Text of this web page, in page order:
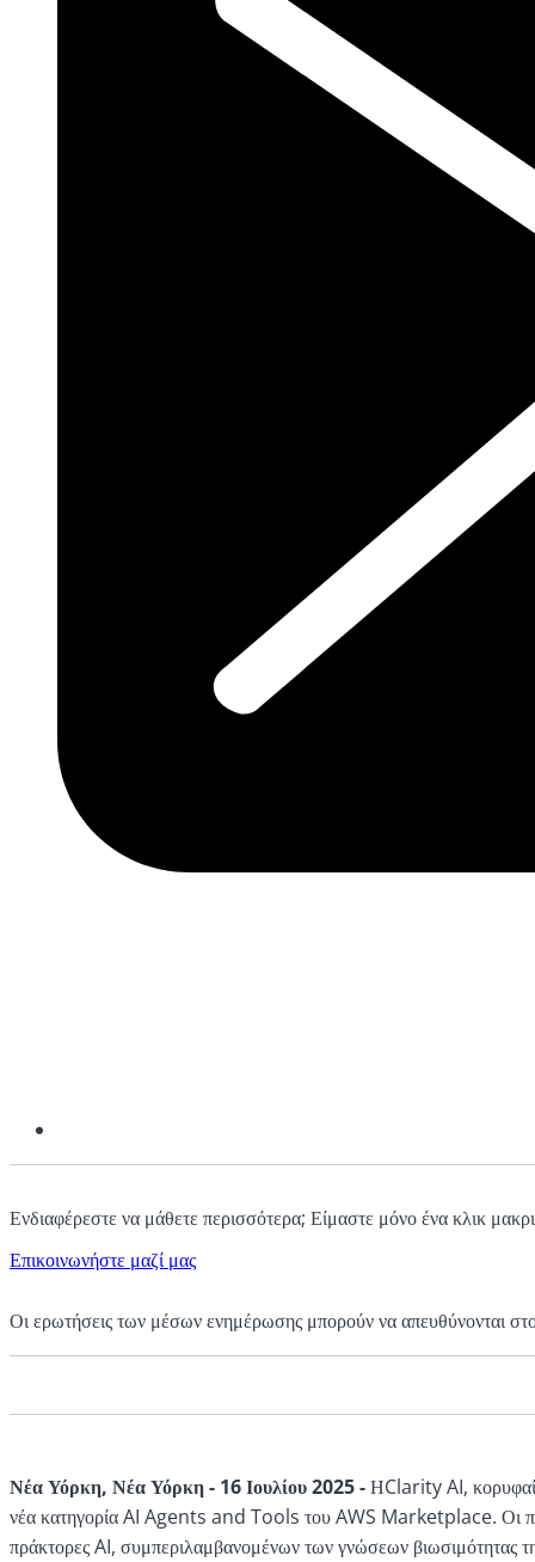
Ενδιαφέρεστε να μάθετε περισσότερα; Είμαστε μόνο ένα κλικ
Επικοινωνήστε μαζί μας
Οι ερωτήσεις των μέσων ενημέρωσης μπορούν να απευθύνονται
Νέα Υόρκη, Νέα Υόρκη - 16 Ιουλίου 2025 -ΗClarity AI,
νέα κατηγορία AI Agents and Tools του AWS Marketplace. Οι
πράκτορες AI, συμπεριλαμβανομένων των γνώσεων βιωσιμότητας